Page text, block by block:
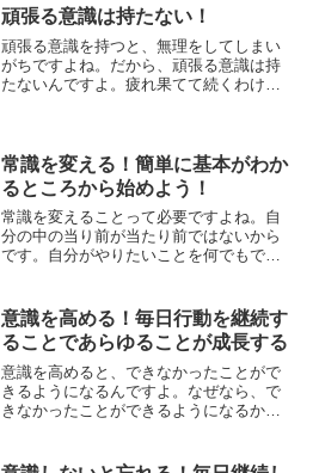
都合のいいように考える！自分に都合の
いいように、色んなことを...
頑張る意識は持たない！
頑張る意識を持つと、無理をしてしまい
がちですよね。だから、頑張る意識は持
たないんですよ。疲れ果てて続くわけが
たない理由は、継続できな...
常識を変える！簡単に基本がわか
るところから始めよう！
常識を変えることって必要ですよね。自
分の中の当り前が当たり前ではないから
です。自分がやりたいことを何でもでき
簡単にできるようになれるはずですよ
ね！常識を変える理由常識を...
意識を高める！毎日行動を継続す
ることであらゆることが成長する
意識を高めると、できなかったことがで
きるようになるんですよ。なぜなら、で
きなかったことができるようになるか
よ。意識を高める目的意識を高める目的